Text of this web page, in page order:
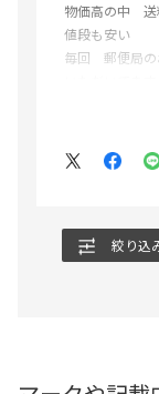
物価高の中 送
値段も安い
毎回 郵便局
夏は もっと
絞り込